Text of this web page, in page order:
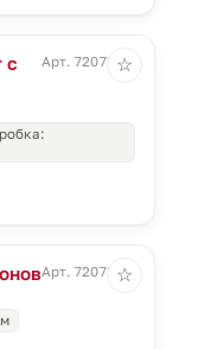
с
Арт. 72072.10
☆
Арт. 72073.10
☆